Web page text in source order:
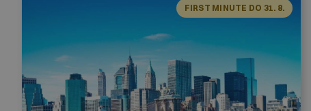
FIRST MINUTE DO 31. 8.